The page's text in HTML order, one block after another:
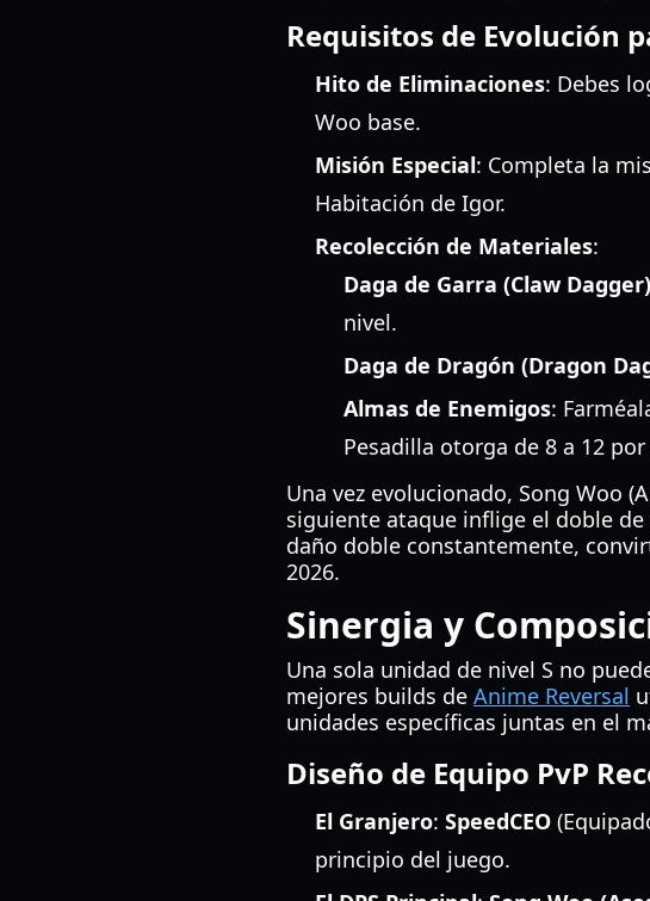
Requisitos de Evolución
Hito de Eliminaciones: Debes
Woo base.
Misión Especial: Completa la
Habitación de Igor.
Recolección de Materiales:
Daga de Garra (Claw Dagger)
nivel.
Daga de Dragón (Dragon
Almas de Enemigos:
Pesadilla otorga de 8 a 12
Una vez evolucionado, Song Woo
siguiente ataque inflige el doble
daño doble constantemente,
2026.
Sinergia y
Una sola unidad de nivel S no
mejores builds de Anime Reversal
unidades específicas juntas en el
Diseño de Equipo PvP
El Granjero: SpeedCEO
principio del juego.